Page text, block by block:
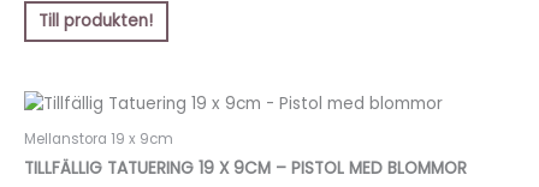
Till produkten!
Mellanstora 19 x 9cm
TILLFÄLLIG TATUERING 19 X 9CM – PISTOL MED BLOMMOR